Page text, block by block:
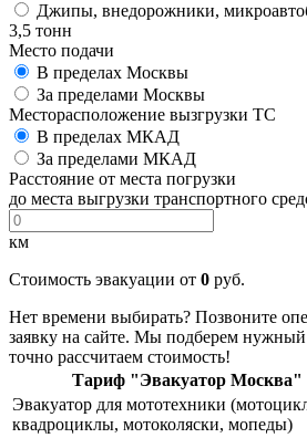
Джипы, внедорожники,
3,5 тонн
Место подачи
В пределах Москвы
За пределами Москвы
Месторасположение вызгрузки ТС
В пределах МКАД
За пределами МКАД
Расстояние от места погрузки
до места выгрузки транспортного
км
Стоимость эвакуации от 0 руб.
Нет времени выбирать? Позвоните
заявку на сайте. Мы подберем нужный
точно рассчитаем стоимость!
Тариф "Эвакуатор Москва"
Эвакуатор для мототехники
квадроциклы, мотоколяски, мопеды)